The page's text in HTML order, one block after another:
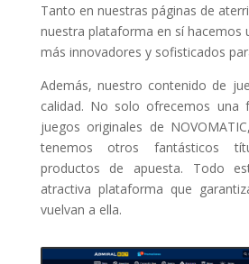
Tanto en nuestras páginas de
nuestra plataforma en sí hacemos
más innovadores y sofisticados
Además, nuestro contenido de
calidad. No solo ofrecemos una
juegos originales de
tenemos otros fantásticos
productos de apuesta. Todo
atractiva plataforma que
vuelvan a ella.